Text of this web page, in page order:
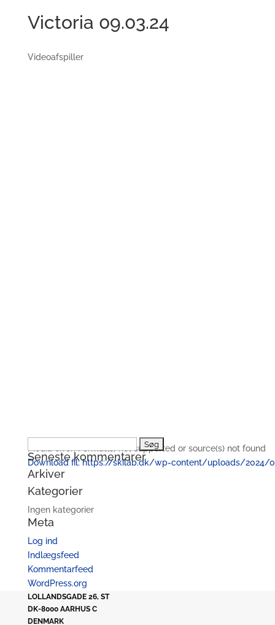
Victoria 09.03.24
Videoafspiller
Media error: Format(s) not supported or source(s) not found
Download fil: https://skilab.dk/wp-content/uploads/2024/
00:00
efter:
Seneste kommentarer
Arkiver
Kategorier
Ingen kategorier
Meta
Log ind
Indlægsfeed
Kommentarfeed
WordPress.org
LOLLANDSGADE 26, ST
DK-8000 AARHUS C
DENMARK